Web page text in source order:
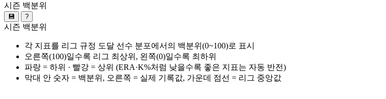
시즌 백분위
💾 ?
시즌 백분위
각 지표를 리그 규정 도달 선수 분포에서의 백분위(0~100)로 표시
오른쪽(100)일수록 리그 최상위, 왼쪽(0)일수록 최하위
파랑 = 하위 · 빨강 = 상위 (ERA·K%처럼 낮을수록 좋은 지표는 자동 반전)
막대 안 숫자 = 백분위, 오른쪽 = 실제 기록값, 가운데 점선 = 리그 중앙값